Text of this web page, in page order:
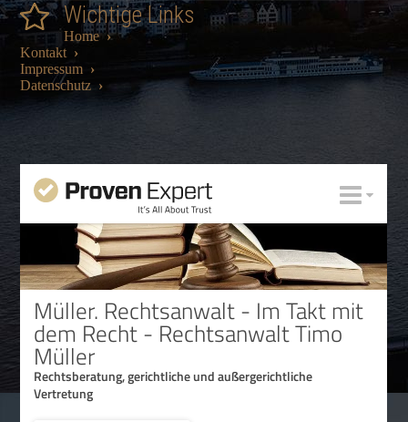
Wichtige Links
Home ›
Kontakt ›
Impressum ›
Datenschutz ›